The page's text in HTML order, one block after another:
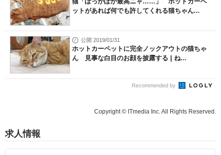
ットがあれば何でも許してくれる猫ちゃん...
公開 2019/01/31
ホットカーペットに完全ノックアウトの猫ちゃ
ん 見事な白目のお顔を披露する | ね...
Recommended by
Copyright © ITmedia Inc. All Rights Reserved.
求人情報